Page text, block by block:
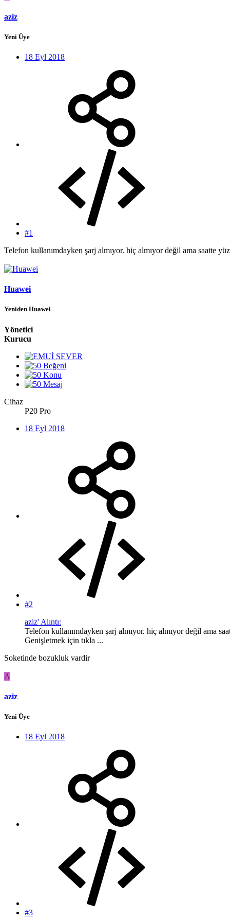
aziz
Yeni Üye
18 Eyl 2018
#1
Telefon kullanımdayken şarj almıyor. hiç almıyor değil ama saatte
Huawei
Yeniden Huawei
Yönetici
Kurucu
Cihaz
P20 Pro
18 Eyl 2018
#2
aziz' Alıntı:
Telefon kullanımdayken şarj almıyor. hiç almıyor değil ama
Genişletmek için tıkla ...
Soketinde bozukluk vardir
A
aziz
Yeni Üye
18 Eyl 2018
#3